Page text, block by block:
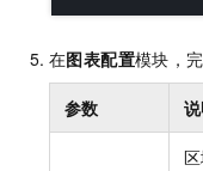
在图表配置模块，
参数